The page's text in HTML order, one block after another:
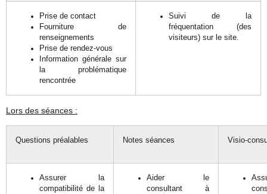
Prise de contact
Fourniture de
renseignements
Prise de rendez-vous
Information générale sur
la problématique
rencontrée
Suivi de la
fréquentation (des
visiteurs) sur le site.
Lors des séances :
Questions préalables Notes séances Visio-
Assurer la
compatibilité de la
Aider le
consultant à